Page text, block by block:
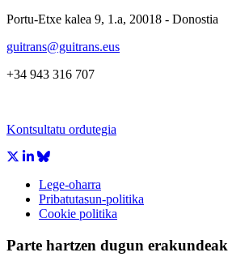
Portu-Etxe kalea 9, 1.a, 20018 - Donostia
guitrans@guitrans.eus
+34 943 316 707
Kontsultatu ordutegia
Lege-oharra
Pribatutasun-politika
Cookie politika
Parte hartzen dugun erakundeak